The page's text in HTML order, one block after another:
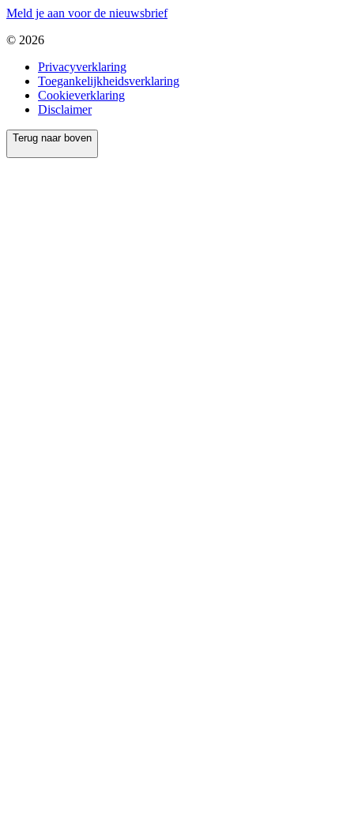
Meld je aan voor de nieuwsbrief
© 2026
Privacyverklaring
Toegankelijkheidsverklaring
Cookieverklaring
Disclaimer
Terug naar boven